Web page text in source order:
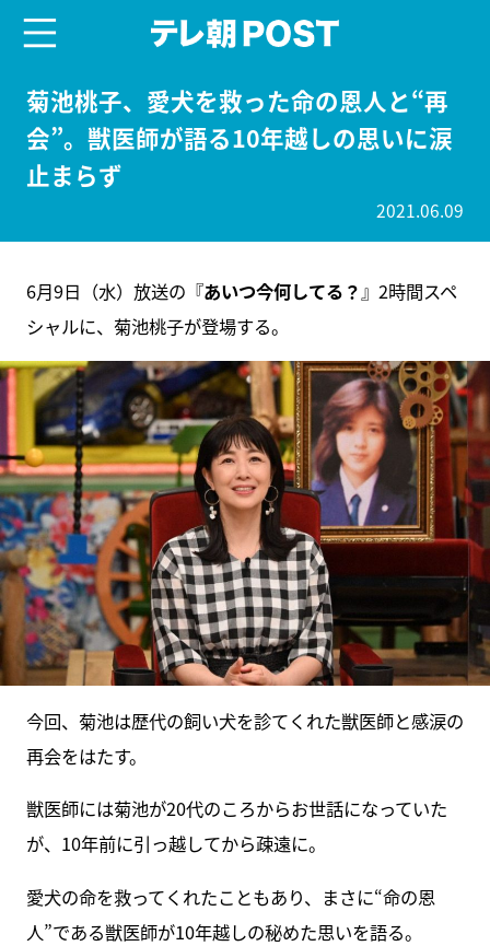
菊池桃子、愛犬を救った命の恩人と“再
会”。獣医師が語る10年越しの思いに涙
止まらず
2021.06.09
6月9日（水）放送の『あいつ今何してる？ 』2時間スペ
シャルに、菊池桃子が登場する。
今回、菊池は歴代の飼い犬を診てくれた獣医師と感涙の
再会をはたす。
獣医師には菊池が20代のころからお世話になっていた
が、10年前に引っ越してから疎遠に。
愛犬の命を救ってくれたこともあり、まさに“命の恩
人”である獣医師が10年越しの秘めた思いを語る。